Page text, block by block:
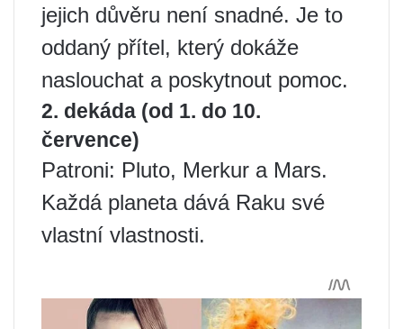
jejich důvěru není snadné. Je to
oddaný přítel, který dokáže
naslouchat a poskytnout pomoc.
2. dekáda (od 1. do 10.
července)
Patroni: Pluto, Merkur a Mars.
Každá planeta dává Raku své
vlastní vlastnosti.